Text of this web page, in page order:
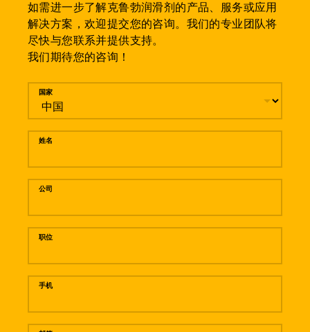
如需进一步了解克鲁勃润滑剂的产品、服务或应用
解决方案，欢迎提交您的咨询。我们的专业团队将
尽快与您联系并提供支持。
我们期待您的咨询！
留言
国家
姓名
公司
职位
手机